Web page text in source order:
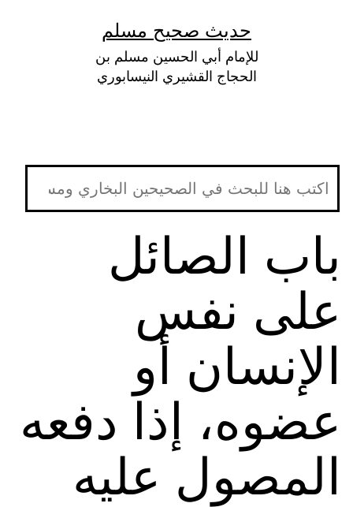
حديث صحيح مسلم
للإمام أبي الحسين مسلم بن
الحجاج القشيري النيسابوري
باب الصائل
على نفس
الإنسان أو
عضوه، إذا دفعه
المصول عليه